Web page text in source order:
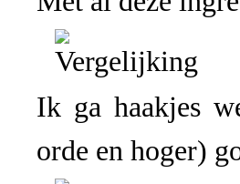
Ik ga haakjes
orde en hoger)